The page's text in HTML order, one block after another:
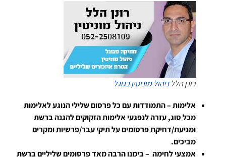
רונן הללניהול מוניטין בגוגל
אלימות – התמודדות עם כל פרסום שלילי הנוגע לאלימות
מכל סוג, עזרה לנפגעי אלימות הזקוקים להגנה ברשת
ומניעת/דחיקת פרסומים על תיקי עבר/פרשיות ומקרים
מביכים.
אמצעי לחימה – בימנו הרבה מאד פרסומים שליליים ברשת